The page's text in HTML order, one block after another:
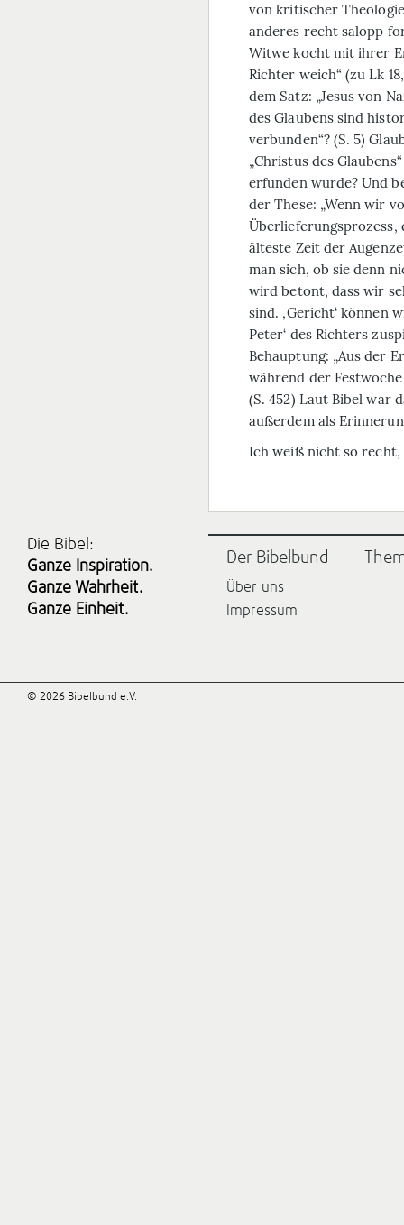
von kritischer
anderes recht salopp
Witwe kocht mit ihrer
Richter weich“ (zu Lk
dem Satz: „Jesus von
des Glaubens sind
verbunden“? (S. 5)
„Christus des
erfunden wurde? Und
der These: „Wenn wir
älteste Zeit der
man sich, ob sie denn
wird betont, dass wir
sind. ‚Gericht‘ können
Peter‘ des Richters
Behauptung: „Aus der
während der
(S. 452) Laut Bibel war
außerdem als
Ich weiß nicht so recht,
Die Bibel:
Ganze Inspiration.
Ganze Wahrheit.
Ganze Einheit.
Der Bibelbund
Über uns
Impressum
© 2026 Bibelbund e.V.